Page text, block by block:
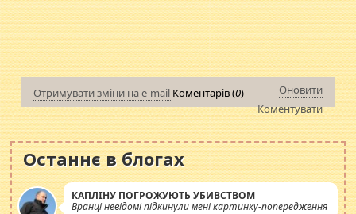
Отримувати зміни на e-mail Коментарів (0)
Оновити
Коментувати
Останнє в блогах
КАПЛІНУ ПОГРОЖУЮТЬ УБИВСТВОМ
Вранці невідомі підкинули мені картинку-попередження